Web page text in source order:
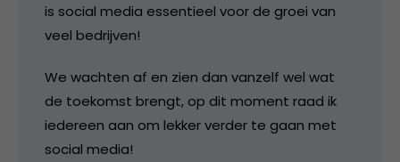
is social media essentieel voor de groei van
veel bedrijven!
We wachten af en zien dan vanzelf wel wat
de toekomst brengt, op dit moment raad ik
iedereen aan om lekker verder te gaan met
social media!